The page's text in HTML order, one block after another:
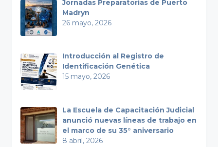
Jornadas Preparatorias de Puerto
Madryn
26 mayo, 2026
Introducción al Registro de
Identificación Genética
15 mayo, 2026
La Escuela de Capacitación Judicial
anunció nuevas líneas de trabajo en
el marco de su 35° aniversario
8 abril, 2026